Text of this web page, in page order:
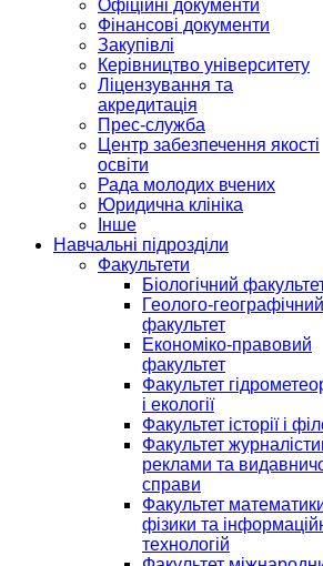
Офіційні документи
Фінансові документи
Закупівлі
Керівництво університету
Ліцензування та
акредитація
Прес-служба
Центр забезпечення якості
освіти
Рада молодих вчених
Юридична клініка
Інше
Навчальні підрозділи
Факультети
Біологічний
Геолого-географічний
факультет
Економіко-правовий
факультет
Факультет
і екології
Факультет історії і
Факультет
реклами та
справи
Факультет
фізики та
технологій